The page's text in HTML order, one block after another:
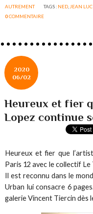
AUTREMENT
TAGS : NED JEAN
0COMMENTAIRE
2020
06/02
Heureux et fier
Lopez continue
Heureux et fier que
Paris 12 avec le collectif
Il est reconnu dans le
Urban lui consacre 6
galerie Vincent Tiercin dès